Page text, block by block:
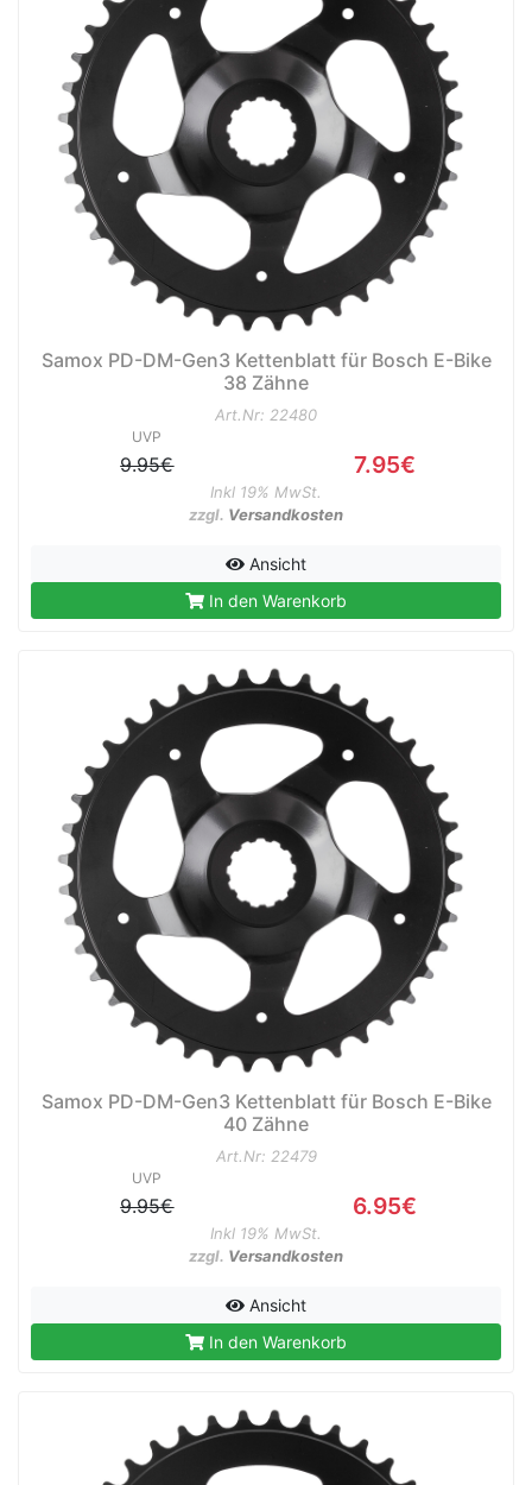
Samox PD-DM-Gen3 Kettenblatt für Bosch E-Bike
38 Zähne
Art.Nr: 22480
UVP
9.95€ 7.95€
Inkl 19% MwSt.
zzgl. Versandkosten
Ansicht
In den Warenkorb
Samox PD-DM-Gen3 Kettenblatt für Bosch E-Bike
40 Zähne
Art.Nr: 22479
UVP
9.95€ 6.95€
Inkl 19% MwSt.
zzgl. Versandkosten
Ansicht
In den Warenkorb